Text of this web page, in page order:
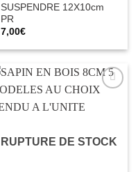
SUSPENDRE 12X10cm
PR
7,00€
RUPTURE DE STOCK